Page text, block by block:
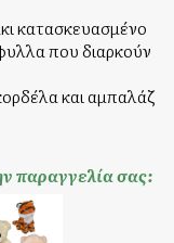
κατασκευασμένο
που διαρκούν
και αμπαλάζ
παραγγελία σας: